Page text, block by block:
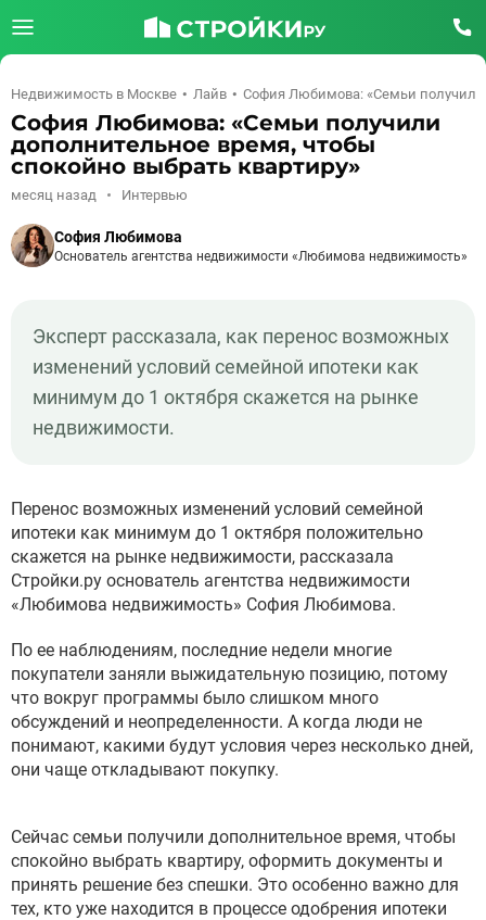
Недвижимость в Москве Лайв София Любимова: «Семьи получили
София Любимова: «Семьи получили
дополнительное время, чтобы
спокойно выбрать квартиру»
месяц назад Интервью
София Любимова
Основатель агентства недвижимости «Любимова недвижимость»
Эксперт рассказала, как перенос возможных
изменений условий семейной ипотеки как
минимум до 1 октября скажется на рынке
недвижимости.
Перенос возможных изменений условий семейной
ипотеки как минимум до 1 октября положительно
скажется на рынке недвижимости, рассказала
Стройки.ру основатель агентства недвижимости
«Любимова недвижимость» София Любимова.
По ее наблюдениям, последние недели многие
покупатели заняли выжидательную позицию, потому
что вокруг программы было слишком много
обсуждений и неопределенности. А когда люди не
понимают, какими будут условия через несколько дней,
они чаще откладывают покупку.
Сейчас семьи получили дополнительное время, чтобы
спокойно выбрать квартиру, оформить документы и
принять решение без спешки. Это особенно важно для
тех, кто уже находится в процессе одобрения ипотеки